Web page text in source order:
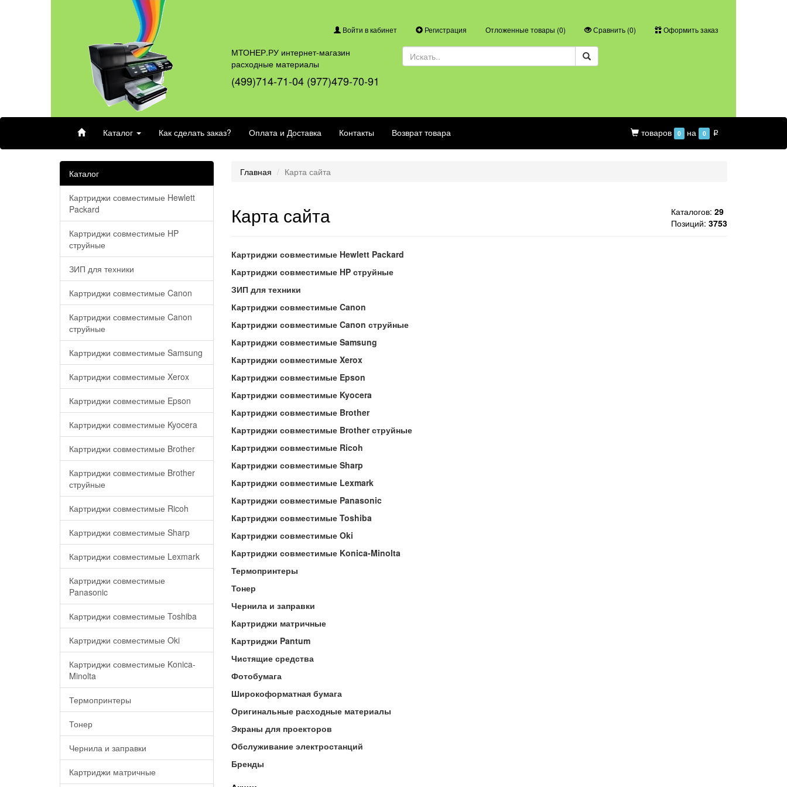
Войти в кабинет Регистрация Отложенные товары (0) Сравнить (0) Оформить заказ
МТОНЕР.РУ интернет-магазин
расходные материалы
(499)714-71-04 (977)479-70-91
Каталог Как сделать заказ? Оплата и Доставка Контакты Возврат товара товаров 0 на 0 p
Каталог
Картриджи совместимые Hewlett
Packard
Картриджи совместимые HP
струйные
ЗИП для техники
Картриджи совместимые Canon
Картриджи совместимые Canon
струйные
Картриджи совместимые Samsung
Картриджи совместимые Xerox
Картриджи совместимые Epson
Картриджи совместимые Kyocera
Картриджи совместимые Brother
Картриджи совместимые Brother
струйные
Картриджи совместимые Ricoh
Картриджи совместимые Sharp
Картриджи совместимые Lexmark
Картриджи совместимые
Panasonic
Картриджи совместимые Toshiba
Картриджи совместимые Oki
Картриджи совместимые Konica-
Minolta
Термопринтеры
Тонер
Чернила и заправки
Картриджи матричные
Главная Карта сайта
Каталогов: 29
Позиций: 3753
Карта сайта
Картриджи совместимые Hewlett Packard
Картриджи совместимые HP струйные
ЗИП для техники
Картриджи совместимые Canon
Картриджи совместимые Canon струйные
Картриджи совместимые Samsung
Картриджи совместимые Xerox
Картриджи совместимые Epson
Картриджи совместимые Kyocera
Картриджи совместимые Brother
Картриджи совместимые Brother струйные
Картриджи совместимые Ricoh
Картриджи совместимые Sharp
Картриджи совместимые Lexmark
Картриджи совместимые Panasonic
Картриджи совместимые Toshiba
Картриджи совместимые Oki
Картриджи совместимые Konica-Minolta
Термопринтеры
Тонер
Чернила и заправки
Картриджи матричные
Картриджи Pantum
Чистящие средства
Фотобумага
Широкоформатная бумага
Оригинальные расходные материалы
Экраны для проекторов
Обслуживание электростанций
Бренды